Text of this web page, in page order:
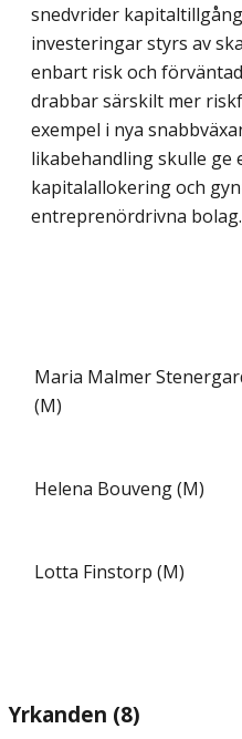
snedvrider
investeringar styrs av
enbart risk och
drabbar särskilt mer
exempel i nya
likabehandling skulle ge
kapitalallokering och
entreprenördrivna bolag.
Maria Malmer
(M)
Helena Bouveng (M)
Lotta Finstorp (M)
Yrkanden (8)